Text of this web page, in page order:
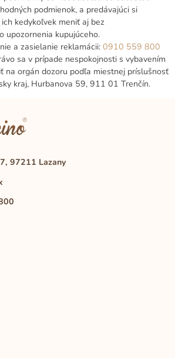
podmienok, a predávajúci si
kedykoľvek meniť aj bez
upozornenia kupujúceho.
a zasielanie reklamácii: 0910 559 800
sa v prípade nespokojnosti s vybavením
na orgán dozoru podľa miestnej príslušnosť
kraj, Hurbanova 59, 911 01 Trenčín.
97211 Lazany